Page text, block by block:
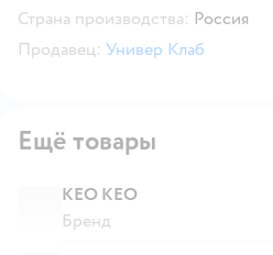
Страна производства: Россия
Продавец: Универ Клаб
Ещё товары
KEO KEO
Бренд